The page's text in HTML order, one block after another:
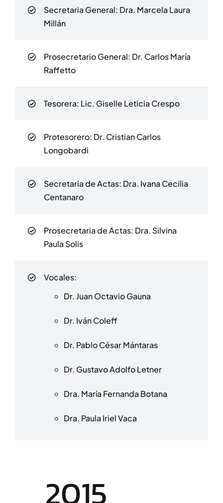
Secretaria General: Dra. Marcela Laura
Millán
Prosecretario General: Dr. Carlos María
Raffetto
Tesorera: Lic. Giselle Leticia Crespo
Protesorero: Dr. Cristian Carlos
Longobardi
Secretaria de Actas: Dra. Ivana Cecilia
Centanaro
Prosecretaria de Actas: Dra. Silvina
Paula Solis
Vocales:
Dr. Juan Octavio Gauna
Dr. Iván Coleff
Dr. Pablo César Mántaras
Dr. Gustavo Adolfo Letner
Dra. María Fernanda Botana
Dra. Paula Iriel Vaca
2015